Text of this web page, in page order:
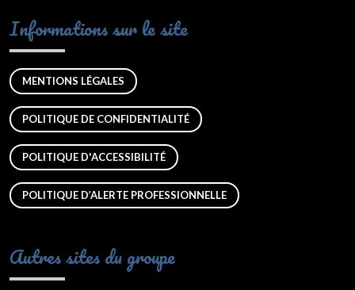
Informations sur le site
MENTIONS LÉGALES
POLITIQUE DE CONFIDENTIALITÉ
POLITIQUE D'ACCESSIBILITÉ
POLITIQUE D’ALERTE PROFESSIONNELLE
Autres sites du groupe